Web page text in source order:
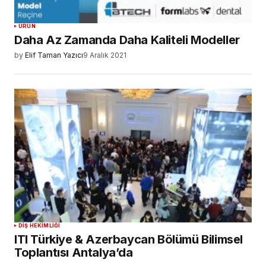
ÜRÜN
Daha Az Zamanda Daha Kaliteli Modeller
by Elif Taman Yazıcı9 Aralık 2021
DIŞ HEKIMLIĞI
ITI Türkiye & Azerbaycan Bölümü Bilimsel
Toplantısı Antalya’da